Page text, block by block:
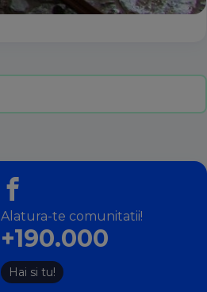
Alatura-te comunitatii!
+190.000
Hai si tu!